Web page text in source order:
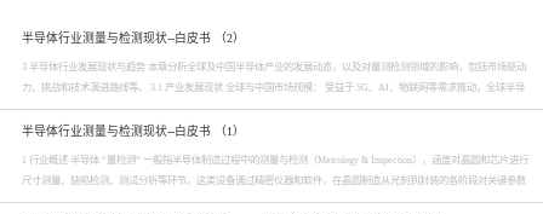
半导体行业测量与检测现状--白皮书 （2）
3 半导体行业发展现状与趋势 本章分析全球及中国半导体产业的发展动态，以及对量测检测领域的影响，包括市场驱动
力、挑战和技术演进路线等。 3.1 产业发展现状 全球与中国市场规模： 受益于 5G、AI、物联网等需求推动，全球半导
体设备市场近年来快速扩张，2019 年2022 年从 598 亿美元增长至 1,076 亿美元。2023 年由于芯片下游需求疲软出现小幅
下滑，全球设备销售额约 1...
半导体行业测量与检测现状--白皮书 （1）
1 行业概述 半导体 “量检测” 一般指半导体制造过程中的测量与检测（Metrology & Inspection），涵盖对晶圆和芯片进行
尺寸测量、缺陷检测、测试分析等环节。这类设备通过精密仪器和软件，在晶圆制造从光刻到封装的各阶段对关键参数
和缺陷进行检测，把控产品良率。由于半导体元件的微缩和复杂化，量测与检测成为保障产品性能和良率的核心环节，